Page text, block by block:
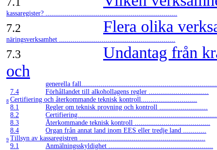
kassaregister? ....................................................................
7.2 Flera olika
näringsverksamhet ............................................................
7.3
Undantag från
och
generella fall......................................................................
7.4
Förhållandet till alkohollagens regler ...............................
8 Certifiering och återkommande teknisk kontroll.............................
8.1
Regler om teknisk provning och kontroll .........................
8.2
Certifiering........................................................................
8.3
Återkommande teknisk kontroll .......................................
8.4
Organ från annat land inom EES eller tredje land ............
9 Tillsyn av kassaregistren .................................................................
9.1
Anmälningsskyldighet ......................................................